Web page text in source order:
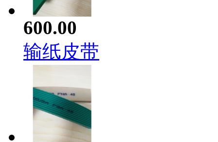
600.00
输纸皮带